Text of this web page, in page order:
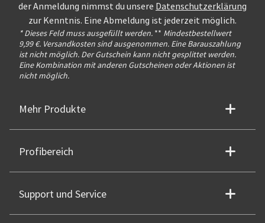
der Anmeldung nimmst du unsere Datenschutzerklärung
zur Kenntnis. Eine Abmeldung ist jederzeit möglich.
* Dieses Feld muss ausgefüllt werden. ** Mindestbestellwert
9,99 €. Versandkosten sind ausgenommen. Eine Barauszahlung
ist nicht möglich. Der Gutschein kann nicht gesplittet werden.
Eine Kombination mit anderen Gutscheinen oder Aktionen ist
nicht möglich.
Mehr Produkte
Profibereich
Support und Service